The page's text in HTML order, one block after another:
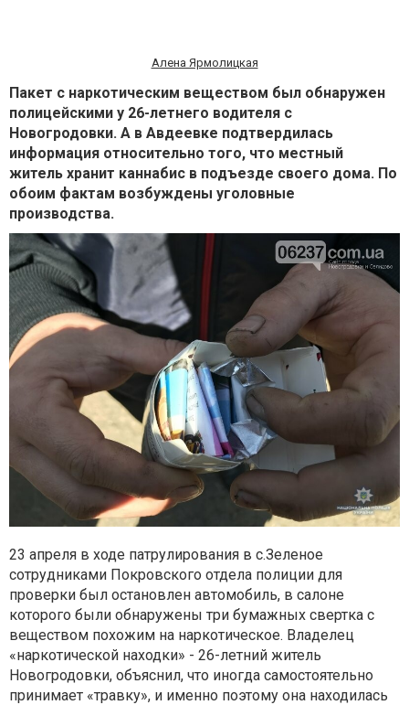
Алена Ярмолицкая
Пакет с наркотическим веществом был обнаружен
полицейскими у 26-летнего водителя с
Новогродовки. А в Авдеевке подтвердилась
информация относительно того, что местный
житель хранит каннабис в подъезде своего дома. По
обоим фактам возбуждены уголовные
производства.
23 апреля в ходе патрулирования в с.Зеленое
сотрудниками Покровского отдела полиции для
проверки был остановлен автомобиль, в салоне
которого были обнаружены три бумажных свертка с
веществом похожим на наркотическое. Владелец
«наркотической находки» - 26-летний житель
Новогродовки, объяснил, что иногда самостоятельно
принимает «травку», и именно поэтому она находилась